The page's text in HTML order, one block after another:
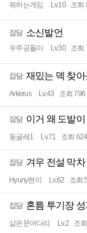
뭐하는게임 Lv.10 조회
잡담 소신발언
우주공돌이 Lv.30 조회
잡담 재밌는 덱 찾아
Arkerus Lv.43 조회 796
잡담 이거 왜 도발
둥글레1 Lv.71 조회 624
잡담 겨우 전설 막차
Hyuny현이 Lv.62 조회
잡담 혼틈 투기장
삶은문어다리 Lv.2 조